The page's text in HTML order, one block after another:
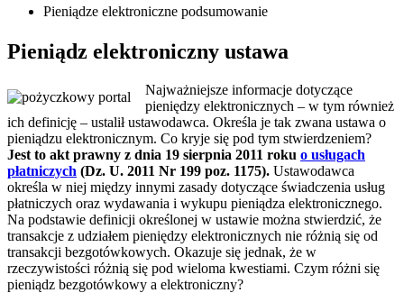
Pieniądze elektroniczne podsumowanie
Pieniądz elektroniczny ustawa
Najważniejsze informacje dotyczące
pieniędzy elektronicznych – w tym również
ich definicję – ustalił ustawodawca. Określa je tak zwana ustawa o
pieniądzu elektronicznym. Co kryje się pod tym stwierdzeniem?
Jest to akt prawny z dnia 19 sierpnia 2011 roku o usługach
płatniczych (Dz. U. 2011 Nr 199 poz. 1175). Ustawodawca
określa w niej między innymi zasady dotyczące świadczenia usług
płatniczych oraz wydawania i wykupu pieniądza elektronicznego.
Na podstawie definicji określonej w ustawie można stwierdzić, że
transakcje z udziałem pieniędzy elektronicznych nie różnią się od
transakcji bezgotówkowych. Okazuje się jednak, że w
rzeczywistości różnią się pod wieloma kwestiami. Czym różni się
pieniądz bezgotówkowy a elektroniczny?